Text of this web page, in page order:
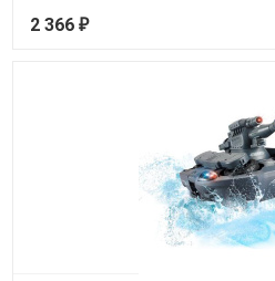
2 366 ₽